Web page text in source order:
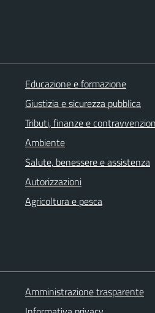
Educazione e formazione
Giustizia e sicurezza pubblica
Tributi, finanze e
Ambiente
Salute, benessere e assistenza
Autorizzazioni
Agricoltura e pesca
Amministrazione trasparente